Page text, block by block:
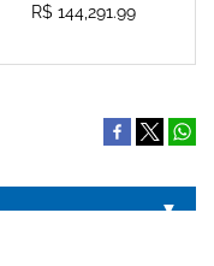
R$ 144,291.99